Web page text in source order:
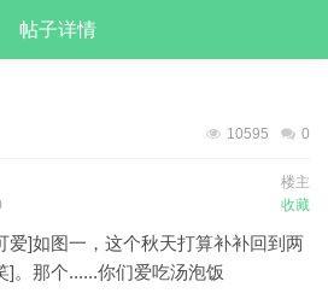
帖子详情
0
10595
楼主
收藏
爱]如图一，这个秋天打算补补回到两
]。那个......你们爱吃汤泡饭